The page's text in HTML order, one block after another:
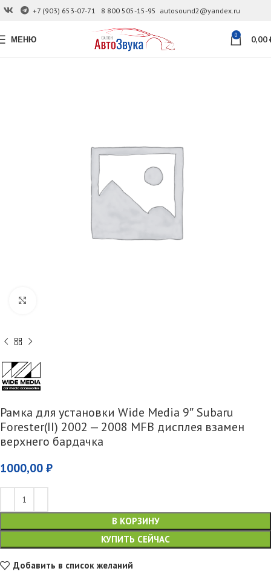
+7 (903) 653-07-71 8 800 505-15-95 autosound2@yandex.ru
МЕНЮ 0 0,00
Рамка для установки Wide Media 9″ Subaru
Forester(II) 2002 — 2008 MFB дисплея взамен
верхнего бардачка
1000,00 ₽
В КОРЗИНУ
КУПИТЬ СЕЙЧАС
Добавить в список желаний